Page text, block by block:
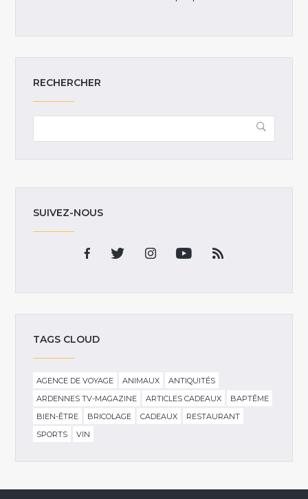
RECHERCHER
SUIVEZ-NOUS
TAGS CLOUD
AGENCE DE VOYAGE ANIMAUX
ANTIQUITÉS
ARDENNES TV-MAGAZINE
ARTICLES CADEAUX
BAPTÊME
BIEN-ÊTRE
BRICOLAGE CADEAUX
RESTAURANT
SPORTS
VIN